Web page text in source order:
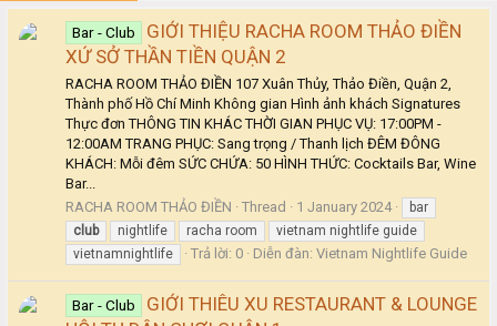
Bar - Club
GIỚI THIỆU RACHA ROOM THẢO ĐIỀN
XỨ SỞ THẦN TIỀN QUẬN 2
RACHA ROOM THẢO ĐIỀN 107 Xuân Thủy, Thảo Điền, Quận 2,
Thành phố Hồ Chí Minh Không gian Hình ảnh khách Signatures
Thực đơn THÔNG TIN KHÁC THỜI GIAN PHỤC VỤ: 17:00PM -
12:00AM TRANG PHỤC: Sang trọng / Thanh lịch ĐÊM ĐÔNG
KHÁCH: Mỗi đêm SỨC CHỨA: 50 HÌNH THỨC: Cocktails Bar, Wine
Bar...
RACHA ROOM THẢO ĐIỀN
Thread 1 January 2024
bar
club
nightlife racha room
vietnam nightlife guide
vietnamnightlife
Trả lời: 0 Diễn đàn: Vietnam Nightlife Guide
Bar - Club
GIỚI THIÊU XU RESTAURANT & LOUNGE